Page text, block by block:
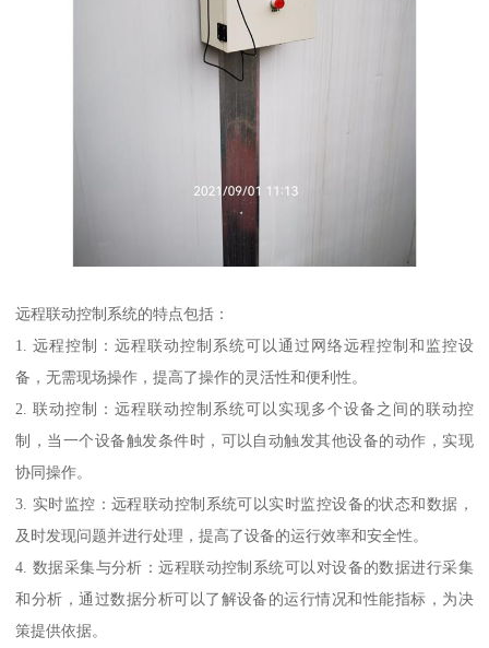
远程联动控制系统的特点包括：
1. 远程控制：远程联动控制系统可以通过网络远程控制和监控设
备，无需现场操作，提高了操作的灵活性和便利性。
2. 联动控制：远程联动控制系统可以实现多个设备之间的联动控
制，当一个设备触发条件时，可以自动触发其他设备的动作，实现
协同操作。
3. 实时监控：远程联动控制系统可以实时监控设备的状态和数据，
及时发现问题并进行处理，提高了设备的运行效率和安全性。
4. 数据采集与分析：远程联动控制系统可以对设备的数据进行采集
和分析，通过数据分析可以了解设备的运行情况和性能指标，为决
策提供依据。